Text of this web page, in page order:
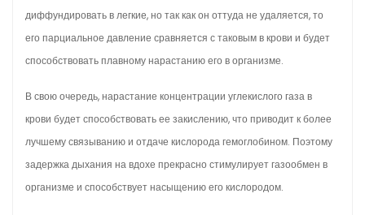
диффундировать в легкие, но так как он оттуда не удаляется, то
его парциальное давление сравняется с таковым в крови и будет
способствовать плавному нарастанию его в организме.
В свою очередь, нарастание концентрации углекислого газа в
крови будет способствовать ее закислению, что приводит к более
лучшему связыванию и отдаче кислорода гемоглобином. Поэтому
задержка дыхания на вдохе прекрасно стимулирует газообмен в
организме и способствует насыщению его кислородом.